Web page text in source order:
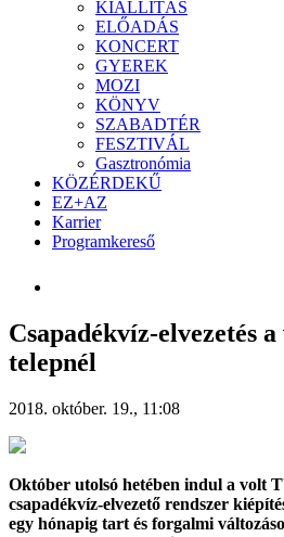
KIÁLLÍTÁS
ELŐADÁS
KONCERT
GYEREK
MOZI
KÖNYV
SZABADTÉR
FESZTIVÁL
Gasztronómia
KÖZÉRDEKŰ
EZ+AZ
Karrier
Programkereső
Csapadékvíz-elvezetés
telepnél
2018. október. 19., 11:08
Október utolsó hetében indul a volt
csapadékvíz-elvezető rendszer
egy hónapig tart és forgalmi